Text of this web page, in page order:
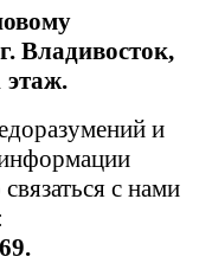
г. Владивосток,
этаж.
и
с нами